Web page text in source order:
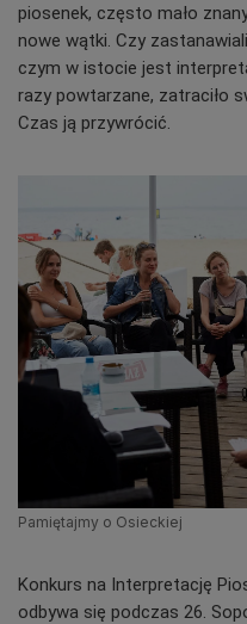
piosenek, często mało
nowe wątki. Czy
czym w istocie jest
razy powtarzane, zatraciło
Czas ją przywrócić.
Pamiętajmy o Osieckiej
Konkurs na Interpretację
odbywa się podczas 26.